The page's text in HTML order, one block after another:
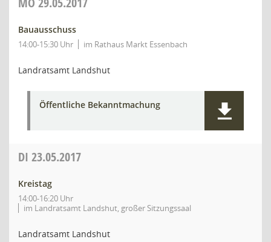
Bauausschuss
14:00-15:30 Uhr im Rathaus Markt Essenbach
Landratsamt Landshut
Öffentliche Bekanntmachung
DI 23.05.2017
Kreistag
14:00-16:20 Uhr
im Landratsamt Landshut, großer Sitzungssaal
Landratsamt Landshut